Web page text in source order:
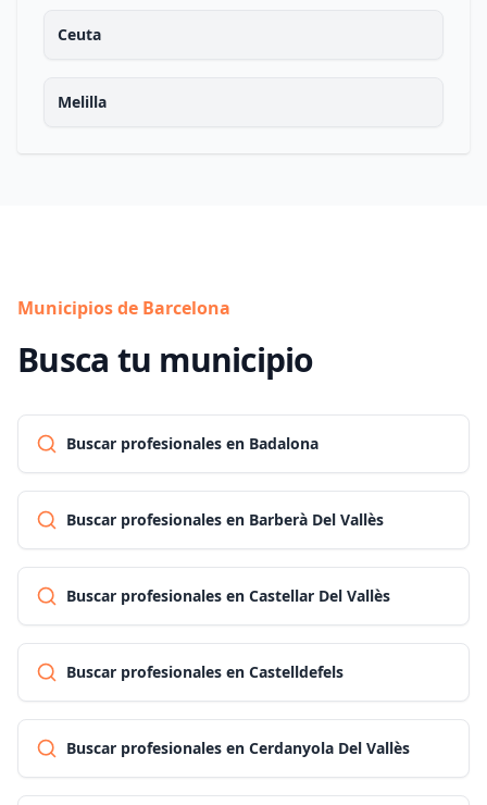
Ceuta
Melilla
Municipios de Barcelona
Busca tu municipio
Buscar profesionales en Badalona
Buscar profesionales en Barberà Del Vallès
Buscar profesionales en Castellar Del Vallès
Buscar profesionales en Castelldefels
Buscar profesionales en Cerdanyola Del Vallès